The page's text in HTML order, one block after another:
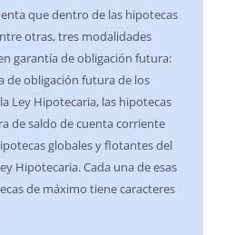
que dentro de las hipotecas
otras, tres modalidades
garantía de obligación futura:
de obligación futura de los
Ley Hipotecaria, las hipotecas
de saldo de cuenta corriente
globales y flotantes del
Hipotecaria. Cada una de esas
de máximo tiene caracteres